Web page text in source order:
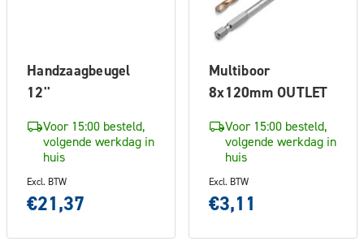
Handzaagbeugel
12''
Voor 15:00 besteld,
volgende werkdag in
huis
Excl. BTW
€21,37
Multiboor
8x120mm OUTLET
Voor 15:00 besteld,
volgende werkdag in
huis
Excl. BTW
€3,11